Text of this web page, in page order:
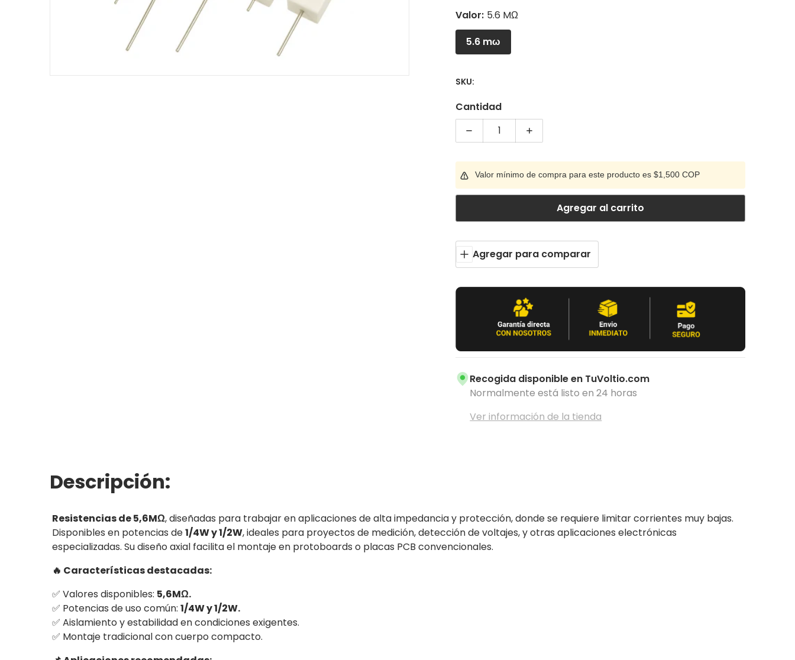
Valor: 5.6 MΩ
5.6 mω
SKU:
Cantidad
Disminuir cantidad para RESISTENCIAS 1/2W-1/4W (5,6) M?
Aumentar cantidad para RESISTENCIAS 1/2W-1/4W
Valor mínimo de compra para este producto es $1,500 COP
Agregar al carrito
Agregar para comparar
Recogida disponible en TuVoltio.com
Normalmente está listo en 24 horas
Ver información de la tienda
Descripción:
Resistencias de 5,6MΩ, diseñadas para trabajar en aplicaciones de alta impedancia y protección, donde se requiere limitar corrientes muy bajas.
Disponibles en potencias de1/4W y 1/2W, ideales para proyectos de medición, detección de voltajes, y otras aplicaciones electrónicas
especializadas. Su diseño axial facilita el montaje en protoboards o placas PCB convencionales.
🔥 Características destacadas:
✅ Valores disponibles: 5,6MΩ.
✅ Potencias de uso común: 1/4W y 1/2W.
✅ Aislamiento y estabilidad en condiciones exigentes.
✅ Montaje tradicional con cuerpo compacto.